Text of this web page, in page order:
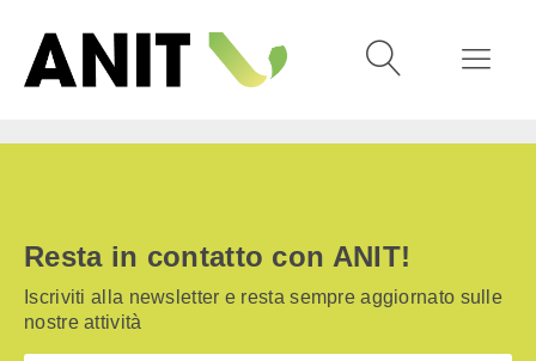
Resta in contatto con ANIT!
Iscriviti alla newsletter e resta sempre aggiornato sulle
nostre attività